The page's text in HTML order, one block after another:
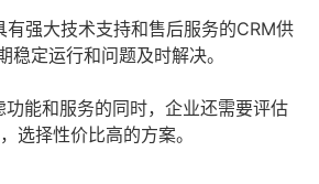
有强大技术支持和售后服务的CRM供
稳定运行和问题及时解决。
功能和服务的同时，企业还需要评估
选择性价比高的方案。